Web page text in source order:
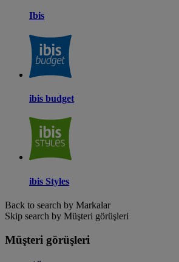
Ibis
ibis budget
ibis Styles
Back to search by Markalar
Skip search by Müşteri görüşleri
Müşteri görüşleri